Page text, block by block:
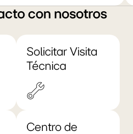
con nosotros
Solicitar Visita
Técnica
Centro de